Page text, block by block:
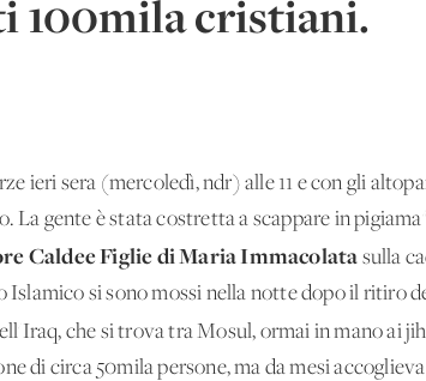
100mila cristiani.
ieri sera (mercoledì, ndr) alle 11 e con gli
La gente è stata costretta a scappare in
Caldee Figlie di Maria Immacolata sulla
si sono mossi nella notte dopo il ritiro
che si trova tra Mosul, ormai in mano ai
di circa 50mila persone, ma da mesi